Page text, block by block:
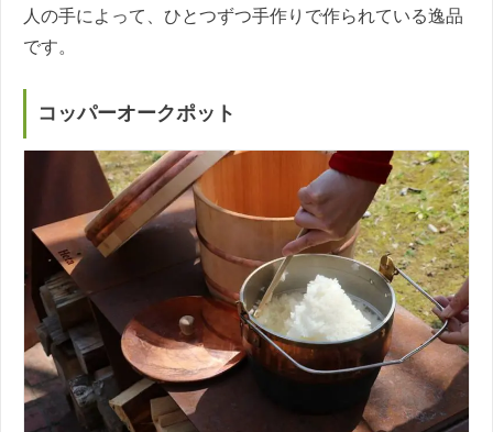
人の手によって、ひとつずつ手作りで作られている逸品
です。
コッパーオークポット